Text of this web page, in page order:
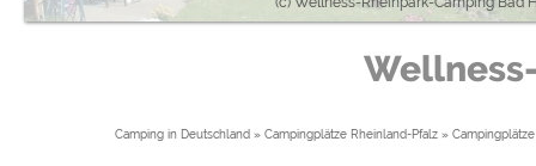
Camping in Deutschland » Campingplätze Rheinland-Pfalz»
YouTube (Videos von